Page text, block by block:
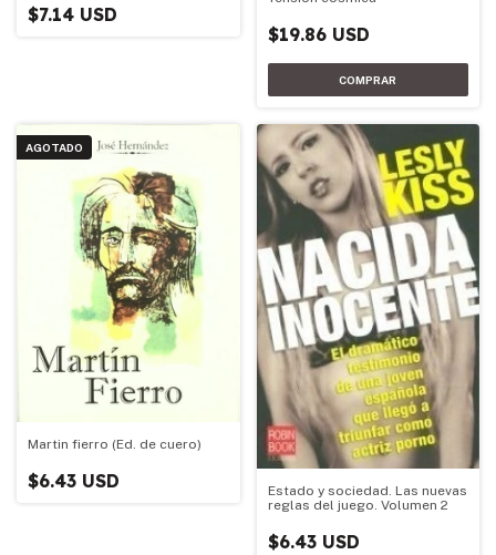
$7.14 USD
$19.86 USD
AGOTADO
Martin fierro (Ed. de cuero)
$6.43 USD
Estado y sociedad. Las nuevas
reglas del juego. Volumen 2
$6.43 USD